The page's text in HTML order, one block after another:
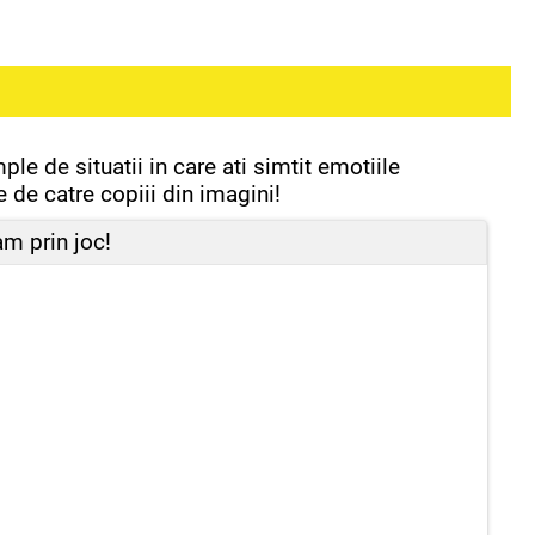
de situatii in care ati simtit emotiile
de catre copiii din imagini!
prin joc!